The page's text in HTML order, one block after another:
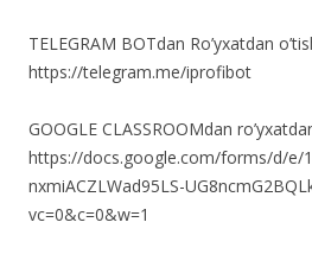
TELEGRAM BOTdan Ro’yxatdan
https://telegram.me/iprofibot
GOOGLE CLASSROOMdan
https://docs.google.com/forms/d/e/
nxmiACZLWad95LS-
vc=0&c=0&w=1